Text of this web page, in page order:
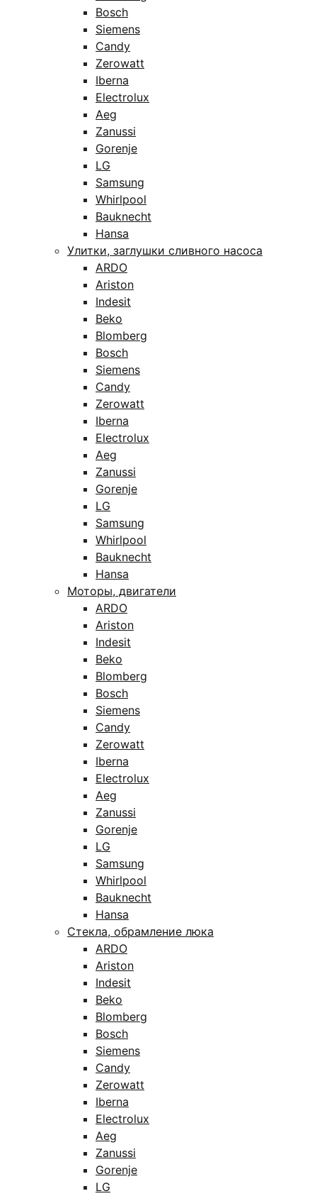
Bosch
Siemens
Candy
Zerowatt
Iberna
Electrolux
Aeg
Zanussi
Gorenje
LG
Samsung
Whirlpool
Bauknecht
Hansa
Улитки, заглушки сливного насоса
ARDO
Ariston
Indesit
Beko
Blomberg
Bosch
Siemens
Candy
Zerowatt
Iberna
Electrolux
Aeg
Zanussi
Gorenje
LG
Samsung
Whirlpool
Bauknecht
Hansa
Моторы, двигатели
ARDO
Ariston
Indesit
Beko
Blomberg
Bosch
Siemens
Candy
Zerowatt
Iberna
Electrolux
Aeg
Zanussi
Gorenje
LG
Samsung
Whirlpool
Bauknecht
Hansa
Стекла, обрамление люка
ARDO
Ariston
Indesit
Beko
Blomberg
Bosch
Siemens
Candy
Zerowatt
Iberna
Electrolux
Aeg
Zanussi
Gorenje
LG